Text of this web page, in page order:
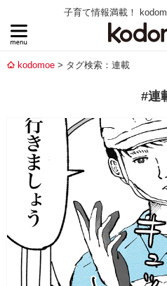
子育て情報満載！
kodomoe タグ検索：連載
#連